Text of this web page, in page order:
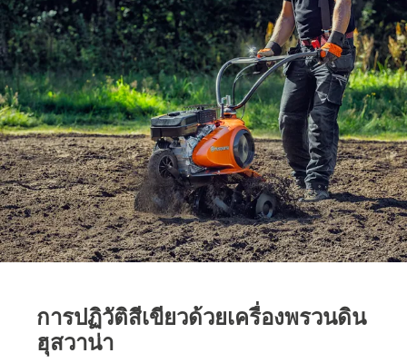
การปฏิวัติสีเขียวด้วยเครื่องพรวนดิน
ฮุสวาน่า